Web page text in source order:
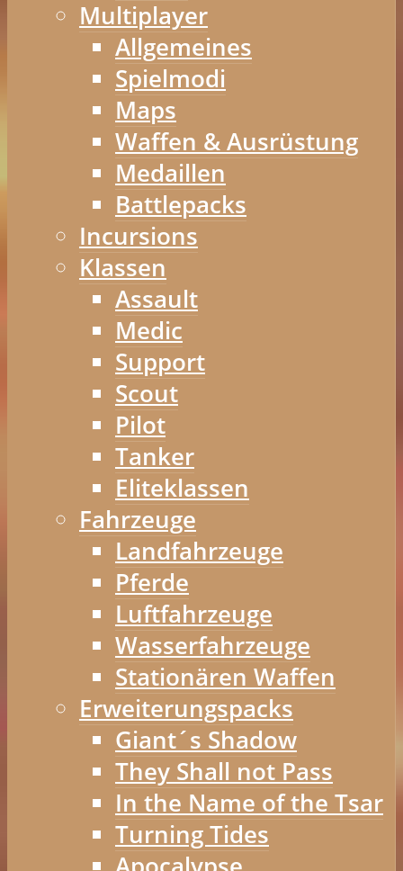
Multiplayer
Allgemeines
Spielmodi
Maps
Waffen & Ausrüstung
Medaillen
Battlepacks
Incursions
Klassen
Assault
Medic
Support
Scout
Pilot
Tanker
Eliteklassen
Fahrzeuge
Landfahrzeuge
Pferde
Luftfahrzeuge
Wasserfahrzeuge
Stationären Waffen
Erweiterungspacks
Giant´s Shadow
They Shall not Pass
In the Name of the Tsar
Turning Tides